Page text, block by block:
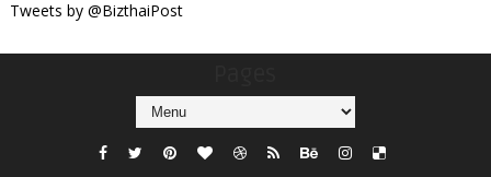
Tweets by @BizthaiPost